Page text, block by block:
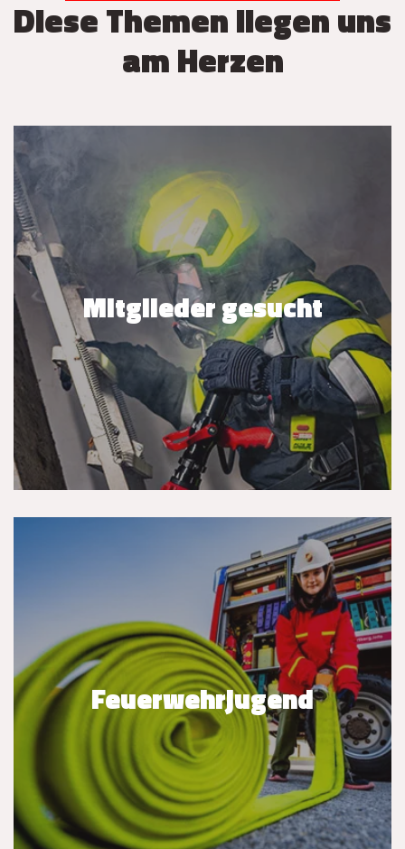
Diese Themen liegen uns
am Herzen
Mitglieder gesucht
Mitglieder gesucht
JETZT BEITRETEN
Feuerwehrjugend
Feuerwehrjugend
WEITERLESEN